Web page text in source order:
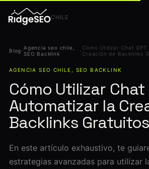
CHILE
Blog›Agencia seo chile,
SEO Backlink
› Cómo Utilizar Chat
Creación de Backlinks
AGENCIA SEO CHILE, SEO BACKLINK
Cómo Utilizar Chat
Automatizar la
Backlinks Gratuitos
En este artículo exhaustivo, te
estrategias avanzadas para utilizar